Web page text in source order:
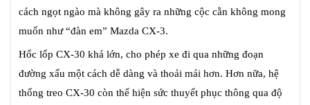
cách ngọt ngào mà không gây ra những cộc cằn không mong
muốn như “đàn em” Mazda CX-3.
Hốc lốp CX-30 khá lớn, cho phép xe đi qua những đoạn
đường xấu một cách dễ dàng và thoải mái hơn. Hơn nữa, hệ
thống treo CX-30 còn thể hiện sức thuyết phục thông qua độ